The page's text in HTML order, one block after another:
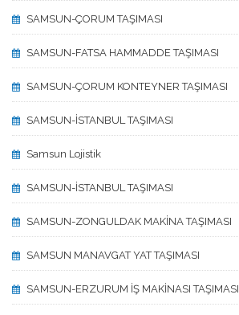
SAMSUN-ÇORUM TAŞIMASI
SAMSUN-FATSA HAMMADDE TAŞIMASI
SAMSUN-ÇORUM KONTEYNER TAŞIMASI
SAMSUN-İSTANBUL TAŞIMASI
Samsun Lojistik
SAMSUN-İSTANBUL TAŞIMASI
SAMSUN-ZONGULDAK MAKİNA TAŞIMASI
SAMSUN MANAVGAT YAT TAŞIMASI
SAMSUN-ERZURUM İŞ MAKİNASI TAŞIMASI